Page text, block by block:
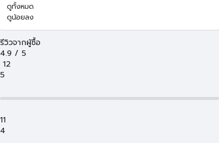
ดูทั้งหมด
ดูน้อยลง
รีวิวจากผู้ซื้อ
4.9 / 5
12
5
11
4